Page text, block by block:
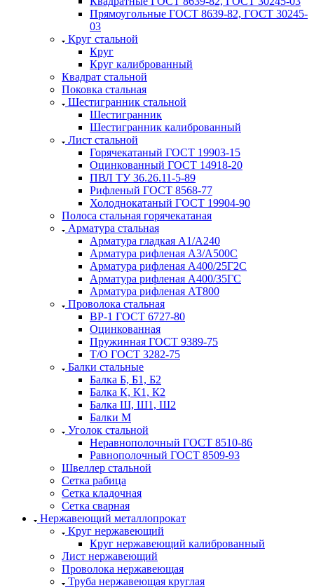
Прямоугольные ГОСТ 8639-82, ГОСТ 30245-
03
Круг стальной
Круг
Круг калиброванный
Квадрат стальной
Поковка стальная
Шестигранник стальной
Шестигранник
Шестигранник калиброванный
Лист стальной
Горячекатаный ГОСТ 19903-15
Оцинкованный ГОСТ 14918-20
ПВЛ ТУ 36.26.11-5-89
Рифленый ГОСТ 8568-77
Холоднокатаный ГОСТ 19904-90
Полоса стальная горячекатаная
Арматура стальная
Арматура гладкая А1/А240
Арматура рифленая А3/А500С
Арматура рифленая А400/25Г2С
Арматура рифленая А400/35ГС
Арматура рифленая АТ800
Проволока стальная
ВР-1 ГОСТ 6727-80
Оцинкованная
Пружинная ГОСТ 9389-75
Т/О ГОСТ 3282-75
Балки стальные
Балка Б, Б1, Б2
Балка К, К1, К2
Балка Ш, Ш1, Ш2
Балки М
Уголок стальной
Неравнополочный ГОСТ 8510-86
Равнополочный ГОСТ 8509-93
Швеллер стальной
Сетка рабица
Сетка кладочная
Сетка сварная
Нержавеющий металлопрокат
Круг нержавеющий
Круг нержавеющий калиброванный
Лист нержавеющий
Проволока нержавеющая
Труба нержавеющая круглая